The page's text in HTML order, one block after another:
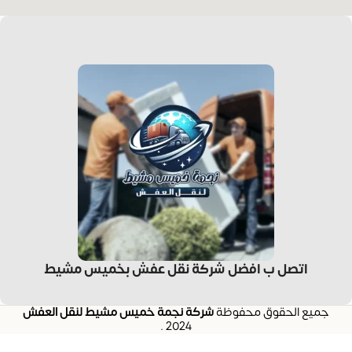
اتصل ب افضل شركة نقل عفش بخميس مشيط
جميع الحقوق محفوظةشركة نجمة خميس مشيط لنقل العفش
2024
.